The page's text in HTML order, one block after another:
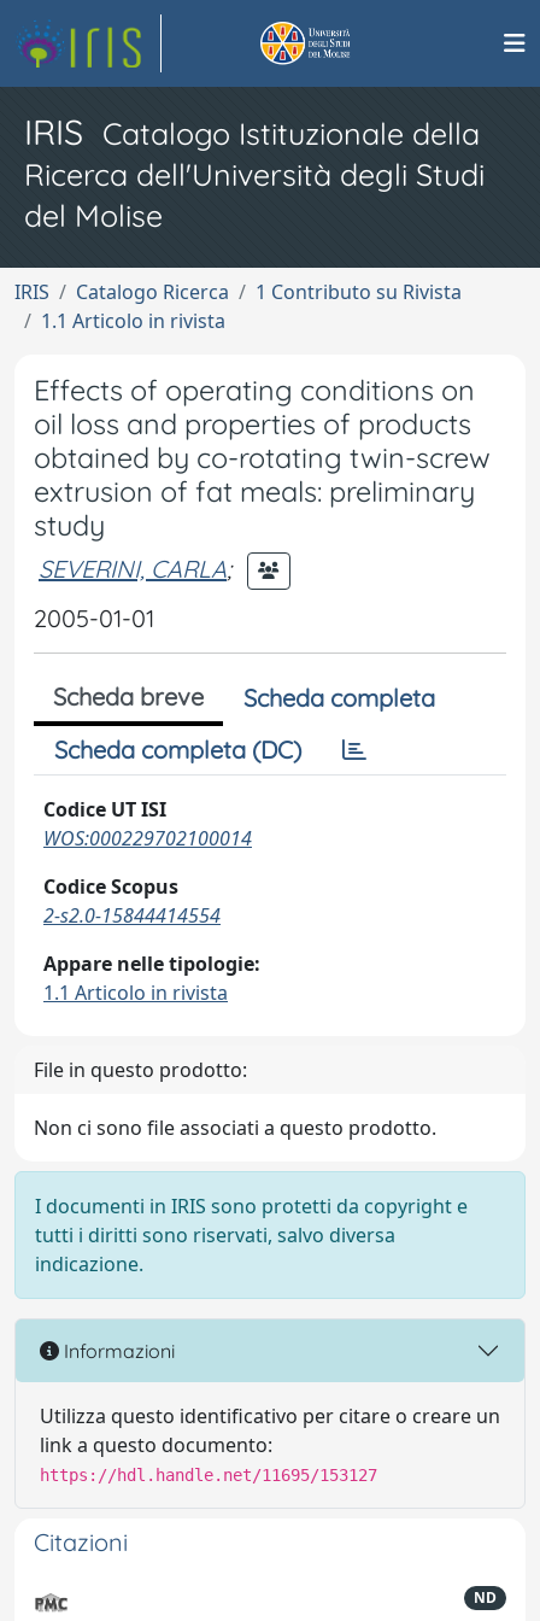
IRIS Catalogo Istituzionale della
Ricerca dell'Università degli Studi
del Molise
IRIS Catalogo Ricerca
1 Contributo su Rivista
1.1 Articolo in rivista
Effects of operating conditions on
oil loss and properties of products
obtained by co-rotating twin-screw
extrusion of fat meals: preliminary
study
SEVERINI, CARLA;
2005-01-01
Scheda breve
Scheda completa
Scheda completa (DC)
Codice UT ISI
WOS:000229702100014
Codice Scopus
2-s2.0-15844414554
Appare nelle tipologie:
1.1 Articolo in rivista
File in questo prodotto:
Non ci sono file associati a questo prodotto.
I documenti in IRIS sono protetti da copyright e
tutti i diritti sono riservati, salvo diversa
indicazione.
Informazioni
Utilizza questo identificativo per citare o creare un
link a questo documento:
https://hdl.handle.net/11695/153127
Citazioni
ND